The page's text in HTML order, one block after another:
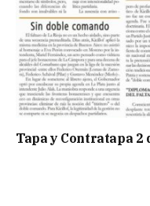
Tapa y Contratapa 2